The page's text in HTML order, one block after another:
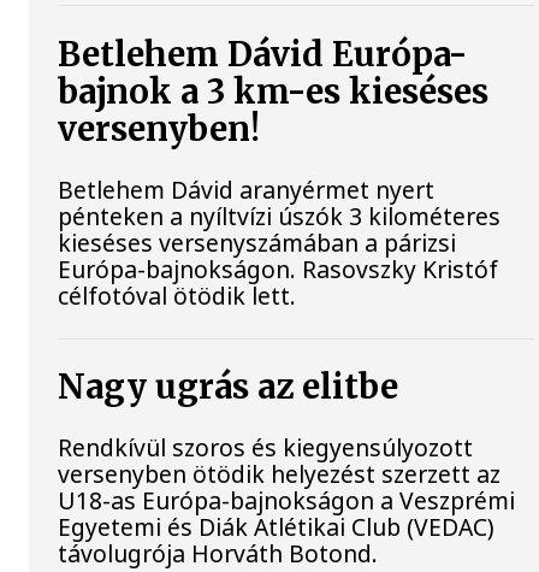
Betlehem Dávid Európa-
bajnok a 3 km-es kieséses
versenyben!
Betlehem Dávid aranyérmet nyert
pénteken a nyíltvízi úszók 3 kilométeres
kieséses versenyszámában a párizsi
Európa-bajnokságon. Rasovszky Kristóf
célfotóval ötödik lett.
Nagy ugrás az elitbe
Rendkívül szoros és kiegyensúlyozott
versenyben ötödik helyezést szerzett az
U18-as Európa-bajnokságon a Veszprémi
Egyetemi és Diák Atlétikai Club (VEDAC)
távolugrója Horváth Botond.